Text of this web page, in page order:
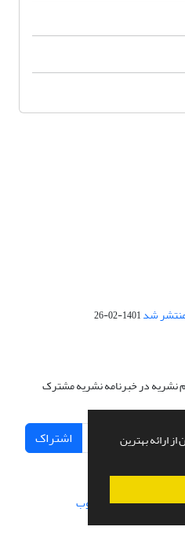
ارائه بهترین
1401-02-26
نشریه در خبرنامه نشریه مشترک
اشتراک
و پیاده سازی از سیناوب